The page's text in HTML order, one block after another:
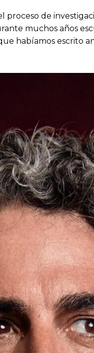
proceso de
muchos años
habíamos escrito